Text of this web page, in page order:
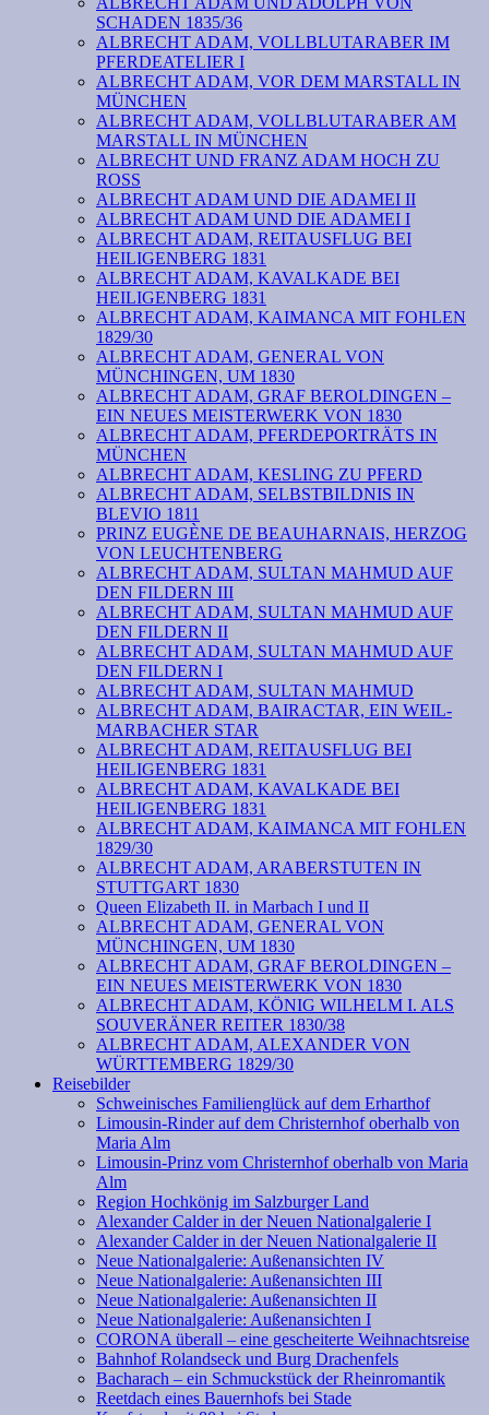
SCHADEN 1835/36
ALBRECHT ADAM, VOLLBLUTARABER IM
PFERDEATELIER I
ALBRECHT ADAM, VOR DEM MARSTALL IN
MÜNCHEN
ALBRECHT ADAM, VOLLBLUTARABER AM
MARSTALL IN MÜNCHEN
ALBRECHT UND FRANZ ADAM HOCH ZU
ROSS
ALBRECHT ADAM UND DIE ADAMEI II
ALBRECHT ADAM UND DIE ADAMEI I
ALBRECHT ADAM, REITAUSFLUG BEI
HEILIGENBERG 1831
ALBRECHT ADAM, KAVALKADE BEI
HEILIGENBERG 1831
ALBRECHT ADAM, KAIMANCA MIT FOHLEN
1829/30
ALBRECHT ADAM, GENERAL VON
MÜNCHINGEN, UM 1830
ALBRECHT ADAM, GRAF BEROLDINGEN –
EIN NEUES MEISTERWERK VON 1830
ALBRECHT ADAM, PFERDEPORTRÄTS IN
MÜNCHEN
ALBRECHT ADAM, KESLING ZU PFERD
ALBRECHT ADAM, SELBSTBILDNIS IN
BLEVIO 1811
PRINZ EUGÈNE DE BEAUHARNAIS, HERZOG
VON LEUCHTENBERG
ALBRECHT ADAM, SULTAN MAHMUD AUF
DEN FILDERN III
ALBRECHT ADAM, SULTAN MAHMUD AUF
DEN FILDERN II
ALBRECHT ADAM, SULTAN MAHMUD AUF
DEN FILDERN I
ALBRECHT ADAM, SULTAN MAHMUD
ALBRECHT ADAM, BAIRACTAR, EIN WEIL-
MARBACHER STAR
ALBRECHT ADAM, REITAUSFLUG BEI
HEILIGENBERG 1831
ALBRECHT ADAM, KAVALKADE BEI
HEILIGENBERG 1831
ALBRECHT ADAM, KAIMANCA MIT FOHLEN
1829/30
ALBRECHT ADAM, ARABERSTUTEN IN
STUTTGART 1830
Queen Elizabeth II. in Marbach I und II
ALBRECHT ADAM, GENERAL VON
MÜNCHINGEN, UM 1830
ALBRECHT ADAM, GRAF BEROLDINGEN –
EIN NEUES MEISTERWERK VON 1830
ALBRECHT ADAM, KÖNIG WILHELM I. ALS
SOUVERÄNER REITER 1830/38
ALBRECHT ADAM, ALEXANDER VON
WÜRTTEMBERG 1829/30
Reisebilder
Schweinisches Familienglück auf dem Erharthof
Limousin-Rinder auf dem Christernhof oberhalb von
Maria Alm
Limousin-Prinz vom Christernhof oberhalb von Maria
Alm
Region Hochkönig im Salzburger Land
Alexander Calder in der Neuen Nationalgalerie I
Alexander Calder in der Neuen Nationalgalerie II
Neue Nationalgalerie: Außenansichten IV
Neue Nationalgalerie: Außenansichten III
Neue Nationalgalerie: Außenansichten II
Neue Nationalgalerie: Außenansichten I
CORONA überall – eine gescheiterte Weihnachtsreise
Bahnhof Rolandseck und Burg Drachenfels
Bacharach – ein Schmuckstück der Rheinromantik
Reetdach eines Bauernhofs bei Stade